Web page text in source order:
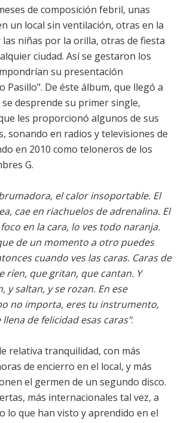
de composición febril, unas
un local sin ventilación, otras en la
niñas por la orilla, otras de fiesta
ciudad. Así se gestaron los
su presentación
Pasillo". De éste álbum, que llegó a
desprende su primer single,
les proporcionó algunos de sus
sonando en radios y televisiones de
en 2010 como teloneros de los
G.
el calor insoportable. El
cae en riachuelos de adrenalina. El
en la cara, lo ves todo naranja.
de un momento a otro puedes
cuando ves las caras. Caras de
ríen, que gritan, que cantan. Y
y saltan, y se rozan. En ese
no importa, eres tu instrumento,
de felicidad esas caras".
relativa tranquilidad, con más
de encierro en el local, y más
el germen de un segundo disco.
más internacionales tal vez, a
lo que han visto y aprendido en el